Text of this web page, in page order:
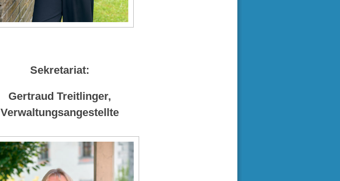
Sekretariat:
Gertraud Treitlinger,
Verwaltungsangestellte